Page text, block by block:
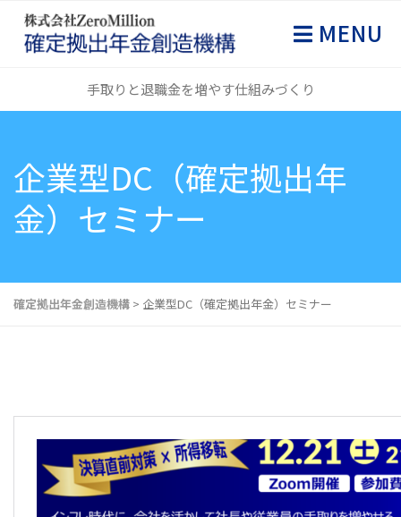
MENU
手取りと退職金を増やす仕組みづくり
企業型DC（確定拠出年
金）セミナー
確定拠出年金創造機構 > 企業型DC（確定拠出年金）セミナー